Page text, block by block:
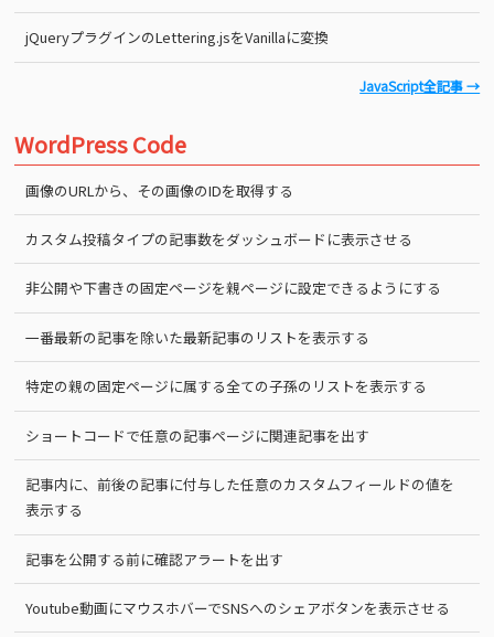
jQueryプラグインのLettering.jsをVanillaに変換
JavaScript全記事 →
WordPress Code
画像のURLから、その画像のIDを取得する
カスタム投稿タイプの記事数をダッシュボードに表示させる
非公開や下書きの固定ページを親ページに設定できるようにする
一番最新の記事を除いた最新記事のリストを表示する
特定の親の固定ページに属する全ての子孫のリストを表示する
ショートコードで任意の記事ページに関連記事を出す
記事内に、前後の記事に付与した任意のカスタムフィールドの値を
表示する
記事を公開する前に確認アラートを出す
Youtube動画にマウスホバーでSNSへのシェアボタンを表示させる